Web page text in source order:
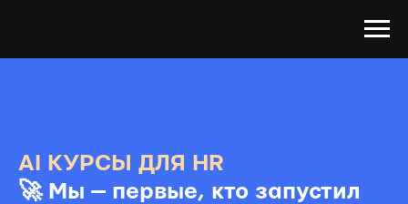
AI КУРСЫ ДЛЯ HR
🚀 Мы — первые, кто запустил